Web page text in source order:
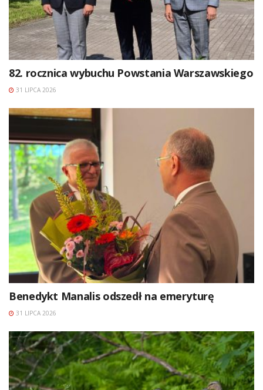
82. rocznica wybuchu Powstania Warszawskiego
31 LIPCA 2026
Benedykt Manalis odszedł na emeryturę
31 LIPCA 2026